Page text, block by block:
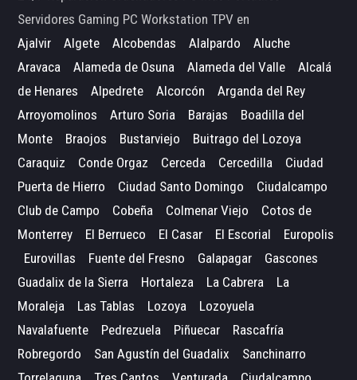
Servidores Gaming PC Workstation TPV en
Ajalvir
Algete Alcobendas Alalpardo
Aluche
Aravaca
Alameda de Osuna Alameda del Valle
Alcalá
de Henares
Alpedrete Alcorcón
Arganda del Rey
Arroyomolinos
Arturo Soria Barajas
Boadilla del
Monte
Braojos Bustarviejo
Buitrago del Lozoya
Caraquiz
Conde Orgaz Cerceda Cercedilla
Ciudad
Puerta de Hierro
Ciudad Santo Domingo
Ciudalcampo
Club de Campo
Cobeña Colmenar Viejo
Cotos de
Monterrey
El Berrueco El Casar El Escorial
Europolis
Eurovillas
Fuente del Fresno Galapagar
Gascones
Guadalix de la Sierra
Hortaleza La Cabrera
La
Moraleja
Las Tablas Lozoya
Lozoyuela
Navalafuente
Pedrezuela Piñuecar
Rascafría
Robregordo
San Agustín del Guadalix
Sanchinarro